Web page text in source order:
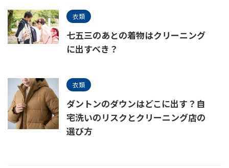
衣類
七五三のあとの着物はクリーニング
に出すべき？
衣類
ダントンのダウンはどこに出す？自
宅洗いのリスクとクリーニング店の
選び方